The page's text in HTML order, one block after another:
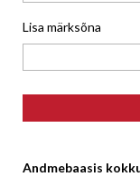
Lisa märksõna
Andmebaasis